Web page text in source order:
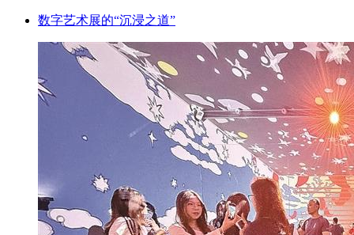
数字艺术展的“沉浸之道”